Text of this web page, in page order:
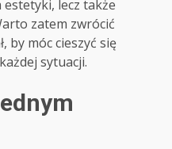
lecz także
zatem zwrócić
by móc cieszyć się
sytuacji.